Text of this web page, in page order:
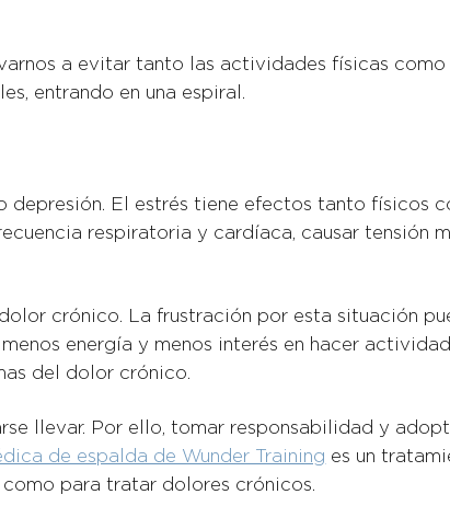
a evitar tanto las actividades físicas como
entrando en una espiral.
El estrés tiene efectos tanto físicos
respiratoria y cardíaca, causar tensión
crónico. La frustración por esta situación
energía y menos interés en hacer
del dolor crónico.
llevar. Por ello, tomar responsabilidad y
de espalda de Wunder Training es un
para tratar dolores crónicos.